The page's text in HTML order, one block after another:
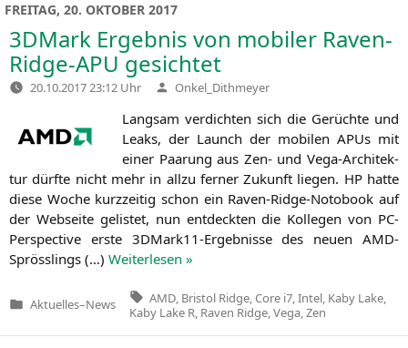
FREITAG, 20. OKTOBER 2017
3DMark Ergebnis von mobiler Raven-
Ridge-APU gesichtet
20.10.2017 23:12 Uhr Verfasst
von
Onkel_Dithmeyer
Lang­sam ver­dich­ten sich die Gerüch­te und
Leaks, der Launch der mobi­len APUs mit
einer Paa­rung aus Zen- und Vega-Archi­tek­
tur dürf­te nicht mehr in all­zu fer­ner Zukunft lie­gen. HPhat­te
die­se Woche kurz­zei­tig schon ein Raven-Ridge-Noto­book auf
der Web­sei­te gelis­tet, nun ent­deck­ten die Kol­le­gen von PC-
Per­spec­ti­ve ers­te 3DMar­k11-Ergeb­nis­se des neu­en AMD-
Spröss­lings (…) Wei­ter­le­sen »
Veröffentlicht
Aktuelles–News
Tags:
AMD Bristol Ridge Core i7 Intel Kaby Lake
Kaby Lake R Raven Ridge, Vega, Zen